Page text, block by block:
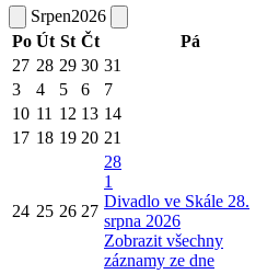
Srpen2026
Po Út St Čt Pá
27 28 29 30 31
3
4 5 6 7
10 11 12 13 14
17 18 19 20 21
24 25 26 27
28
1
Divadlo ve Skále 28.
srpna 2026
Zobrazit všechny
záznamy ze dne